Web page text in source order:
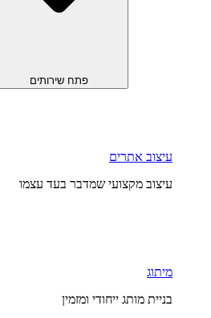
פתח שירותים
עיצוב אתרים
עיצוב מקצועי שמדבר בעד עצמו
מיתוג
בניית מותג ייחודי ומזמין